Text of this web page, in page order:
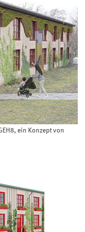
ein Konzept von